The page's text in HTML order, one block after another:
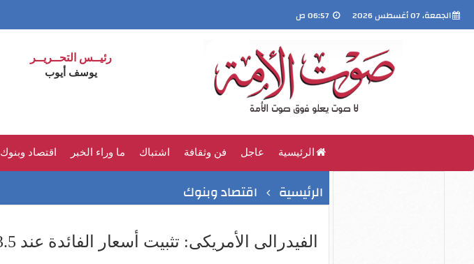
الجمعة، 07 أغسطس 2026
رئيــس التحــريــر
يوسف أيوب
الرئيسية عاجل فن وثقافة اشتباك ما وراء الخبر اقتصاد وبنوك
الرئيسية اقتصاد وبنوك
الفيدرالى الأمريكى: تثبيت أسعار الفائدة عند 3.5%